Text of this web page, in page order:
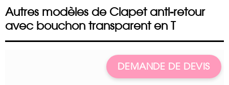
Autres modèles de Clapet anti-retour
avec bouchon transparent en T
DEMANDE DE DEVIS